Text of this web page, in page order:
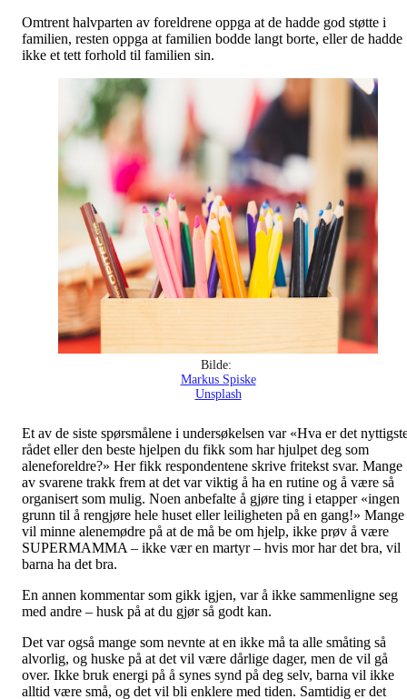
Omtrent halvparten av foreldrene oppga at de hadde god støtte i
familien, resten oppga at familien bodde langt borte, eller de hadde
ikke et tett forhold til familien sin.
Bilde:
Markus Spiske
Unsplash
Et av de siste spørsmålene i undersøkelsen var «Hva er det
rådet eller den beste hjelpen du fikk som har hjulpet deg som
aleneforeldre?» Her fikk respondentene skrive fritekst svar. Mange
av svarene trakk frem at det var viktig å ha en rutine og å være så
organisert som mulig. Noen anbefalte å gjøre ting i etapper «ingen
grunn til å rengjøre hele huset eller leiligheten på en gang!» Mange
vil minne alenemødre på at de må be om hjelp, ikke prøv å være
SUPERMAMMA – ikke vær en martyr – hvis mor har det bra, vil
barna ha det bra.
En annen kommentar som gikk igjen, var å ikke sammenligne seg
med andre – husk på at du gjør så godt kan.
Det var også mange som nevnte at en ikke må ta alle småting så
alvorlig, og huske på at det vil være dårlige dager, men de vil gå
over. Ikke bruk energi på å synes synd på deg selv, barna vil ikke
alltid være små, og det vil bli enklere med tiden. Samtidig er det